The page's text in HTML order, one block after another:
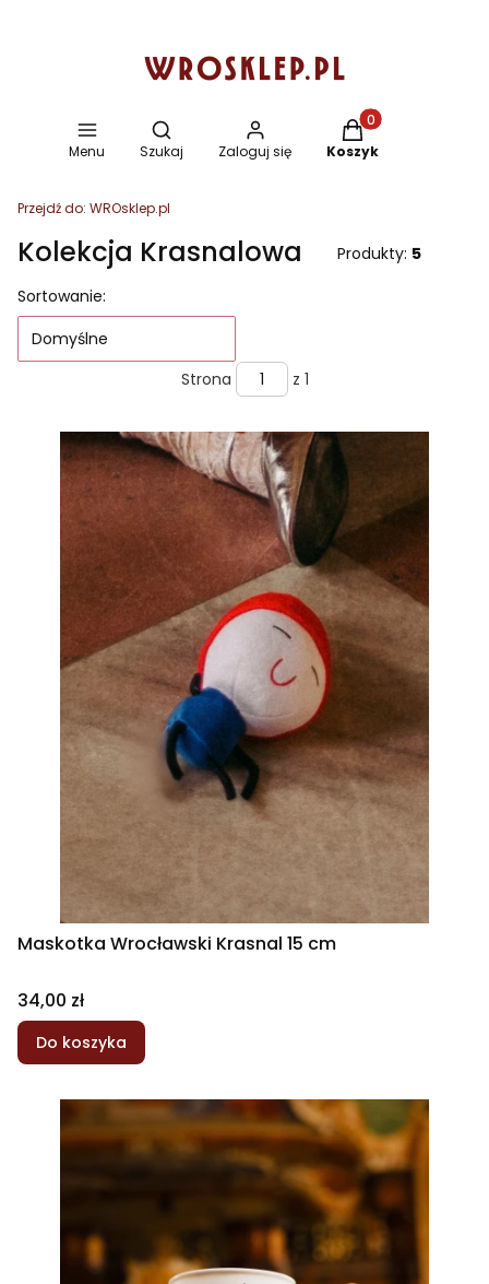
Menu
Otwórz wyszukiwarkę
Szukaj Zaloguj się
Produkty w
Koszyk
Przejdź do: WROsklep.pl
Kolekcja Krasnalowa Produkty: 5
Lista produktów
Sortowanie:
Domyślne
Strona
z 1
Maskotka Wrocławski Krasnal 15 cm
Cena
34,00 zł
Do koszyka